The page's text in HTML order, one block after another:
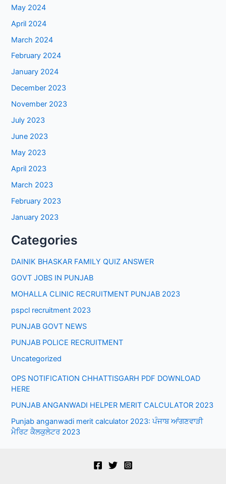
May 2024
April 2024
March 2024
February 2024
January 2024
December 2023
November 2023
July 2023
June 2023
May 2023
April 2023
March 2023
February 2023
January 2023
Categories
DAINIK BHASKAR FAMILY QUIZ ANSWER
GOVT JOBS IN PUNJAB
MOHALLA CLINIC RECRUITMENT PUNJAB 2023
pspcl recruitment 2023
PUNJAB GOVT NEWS
PUNJAB POLICE RECRUITMENT
Uncategorized
OPS NOTIFICATION CHHATTISGARH PDF DOWNLOAD
HERE
PUNJAB ANGANWADI HELPER MERIT CALCULATOR 2023
Punjab anganwadi merit calculator 2023: ਪੰਜਾਬ ਆਂਗਣਵਾੜੀ
ਮੈਰਿਟ ਕੈਲਕੁਲੇਟਰ 2023